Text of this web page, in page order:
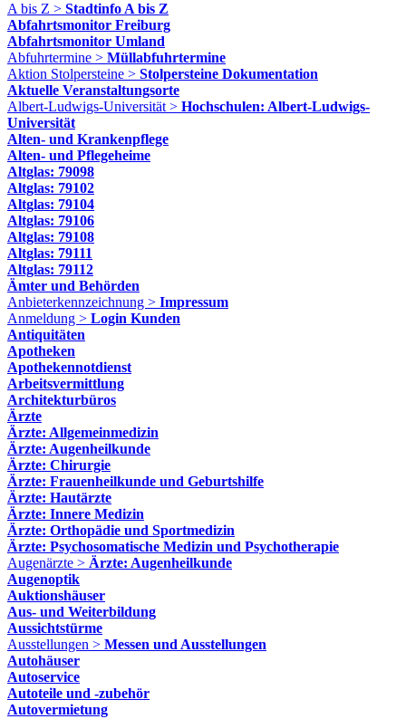
A bis Z > Stadtinfo A bis Z
Abfahrtsmonitor Freiburg
Abfahrtsmonitor Umland
Abfuhrtermine > Müllabfuhrtermine
Aktion Stolpersteine > Stolpersteine Dokumentation
Aktuelle Veranstaltungsorte
Albert-Ludwigs-Universität > Hochschulen: Albert-Ludwigs-
Universität
Alten- und Krankenpflege
Alten- und Pflegeheime
Altglas: 79098
Altglas: 79102
Altglas: 79104
Altglas: 79106
Altglas: 79108
Altglas: 79111
Altglas: 79112
Ämter und Behörden
Anbieterkennzeichnung > Impressum
Anmeldung > Login Kunden
Antiquitäten
Apotheken
Apothekennotdienst
Arbeitsvermittlung
Architekturbüros
Ärzte
Ärzte: Allgemeinmedizin
Ärzte: Augenheilkunde
Ärzte: Chirurgie
Ärzte: Frauenheilkunde und Geburtshilfe
Ärzte: Hautärzte
Ärzte: Innere Medizin
Ärzte: Orthopädie und Sportmedizin
Ärzte: Psychosomatische Medizin und Psychotherapie
Augenärzte > Ärzte: Augenheilkunde
Augenoptik
Auktionshäuser
Aus- und Weiterbildung
Aussichtstürme
Ausstellungen > Messen und Ausstellungen
Autohäuser
Autoservice
Autoteile und -zubehör
Autovermietung